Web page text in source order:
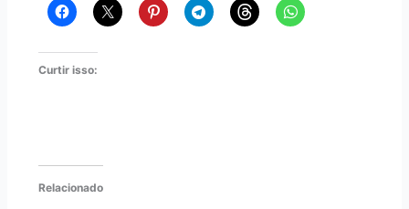
Curtir isso:
Relacionado